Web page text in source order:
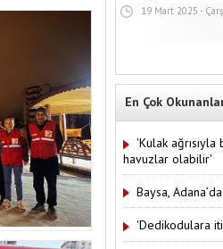
19 Mart 2025 -
En Çok
'Kulak
havuzlar olabilir'
Baysa,
'Dedikodulara